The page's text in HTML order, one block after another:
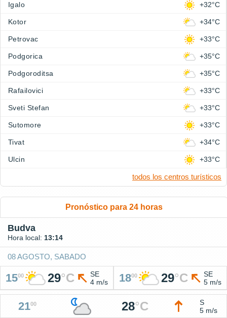
Igalo +32°C
Kotor +34°C
Petrovac +33°C
Podgorica +35°C
Podgoroditsa +35°C
Rafailovici +33°C
Sveti Stefan +33°C
Sutomore +33°C
Tivat +34°C
Ulcin +33°C
todos los centros turísticos
Pronóstico para 24 horas
Budva
Hora local: 13:14
08 AGOSTO, SABADO
1500 29°C
SE
4 m/s
1800 29°C
SE
5 m/s
2100 28°C
S
5 m/s